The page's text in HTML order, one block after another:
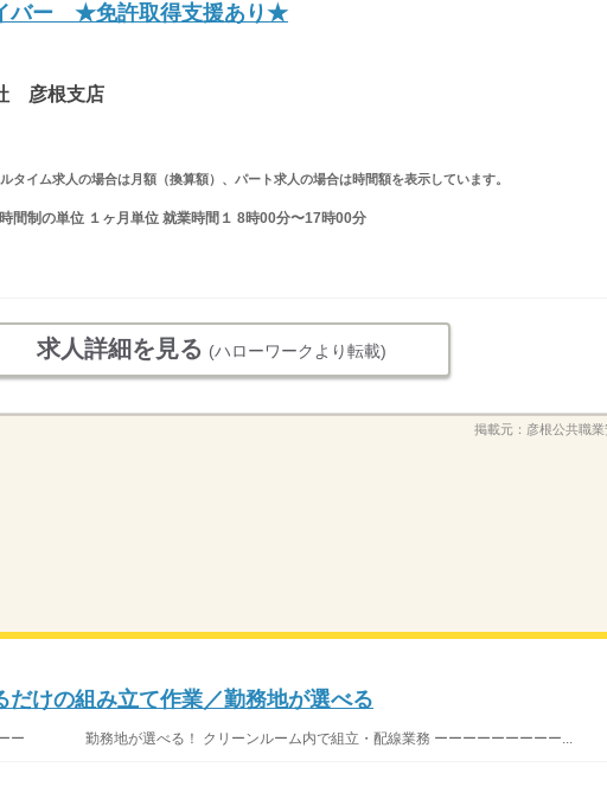
バー ★免許取得支援あり★
彦根支店
タイム求人の場合は月額（換算額）、パート求人の場合は時間額を表示しています。
間制の単位 １ヶ月単位 就業時間１ 8時00分〜17時00分
求人詳細を見る (ハローワークより転載)
掲載元： 彦根公共職
だけの組み立て作業／勤務地が選べる
ーー 勤務地が選べる！ クリーンルーム内で組立・配線業務 ーーーーーーーーー...